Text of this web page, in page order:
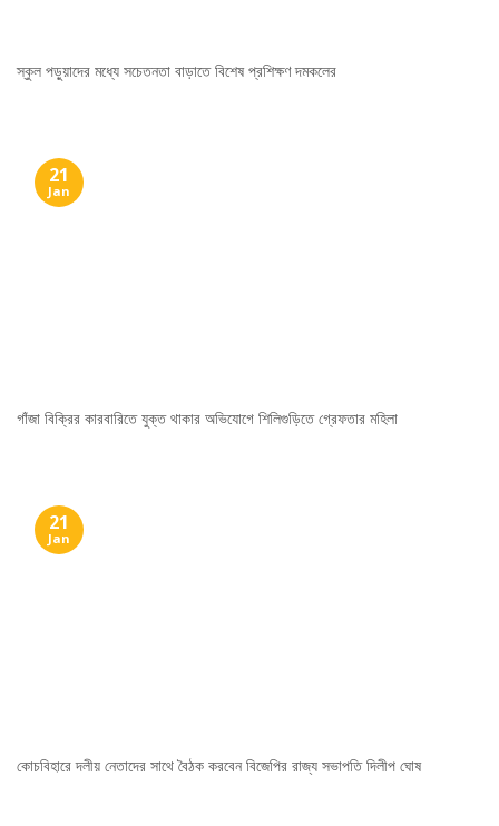
স্কুল পড়ুয়াদের মধ্যে সচেতনতা বাড়াতে বিশেষ প্রশিক্ষণ দমকলের
গাঁজা বিক্রির কারবারিতে যুক্ত থাকার অভিযোগে শিলিগুড়িতে গ্রেফতার মহিলা
21
Jan
কোচবিহারে দলীয় নেতাদের সাথে বৈঠক করবেন বিজেপির রাজ্য সভাপতি দিলীপ ঘোষ
21
Jan